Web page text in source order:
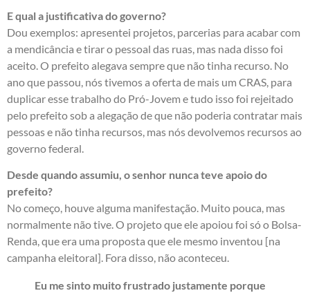
E qual a justificativa do governo?
Dou exemplos: apresentei projetos, parcerias para acabar com
a mendicância e tirar o pessoal das ruas, mas nada disso foi
aceito. O prefeito alegava sempre que não tinha recurso. No
ano que passou, nós tivemos a oferta de mais um CRAS, para
duplicar esse trabalho do Pró-Jovem e tudo isso foi rejeitado
pelo prefeito sob a alegação de que não poderia contratar mais
pessoas e não tinha recursos, mas nós devolvemos recursos ao
governo federal.
Desde quando assumiu, o senhor nunca teve apoio do
prefeito?
No começo, houve alguma manifestação. Muito pouca, mas
normalmente não tive. O projeto que ele apoiou foi só o Bolsa-
Renda, que era uma proposta que ele mesmo inventou [na
campanha eleitoral]. Fora disso, não aconteceu.
Eu me sinto muito frustrado justamente porque